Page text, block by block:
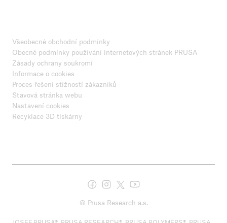
Všeobecné obchodní podmínky
Obecné podmínky používání internetových stránek PRUSA
Zásady ochrany soukromí
Informace o cookies
Proces řešení stížností zákazníků
Stavová stránka webu
Nastavení cookies
Recyklace 3D tiskárny
© Prusa Research a.s.